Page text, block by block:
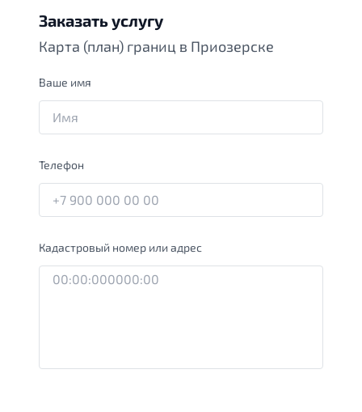
Заказать услугу
Карта (план) границ в Приозерске
Ваше имя
Телефон
Кадастровый номер или адрес